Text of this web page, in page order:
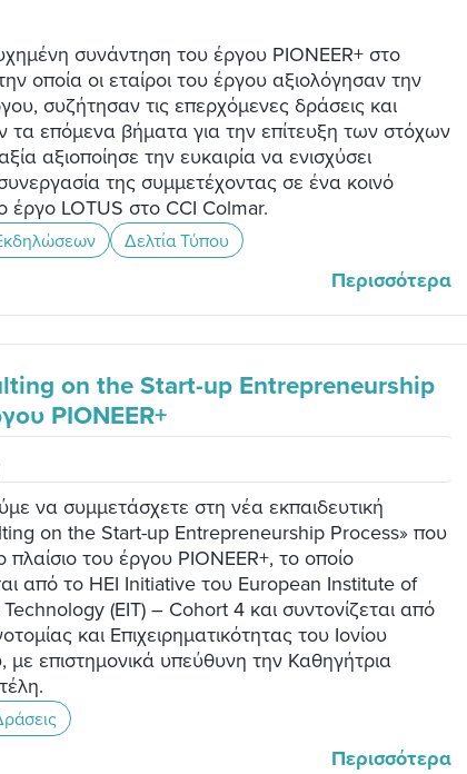
συνάντηση του έργου PIONEER+ στο
οποία οι εταίροι του έργου αξιολόγησαν την
συζήτησαν τις επερχόμενες δράσεις και
τα επόμενα βήματα για την επίτευξη των στόχων
αξιοποίησε την ευκαιρία να ενισχύσει
της συμμετέχοντας σε ένα κοινό
έργο LOTUS στο CCI Colmar.
Δελτία Τύπου
Περισσότερα
on the Start-up Entrepreneurship
PIONEER+
να συμμετάσχετε στη νέα εκπαιδευτική
on the Start-up Entrepreneurship Process» που
πλαίσιο του έργου PIONEER+, το οποίο
από το HEI Initiative του European Institute of
(EIT) – Cohort 4 και συντονίζεται από
και Επιχειρηματικότητας του Ιονίου
με επιστημονικά υπεύθυνη την Καθηγήτρια
Περισσότερα